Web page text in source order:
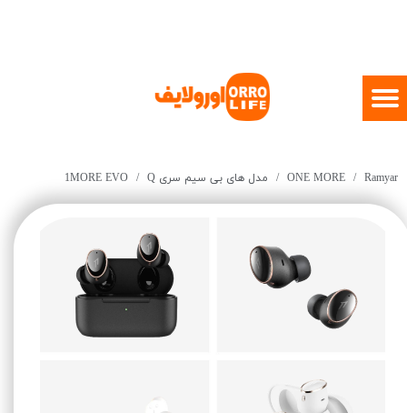
Ramyar
ONE MORE مدل های بی سیم سری Q 1MORE EVO